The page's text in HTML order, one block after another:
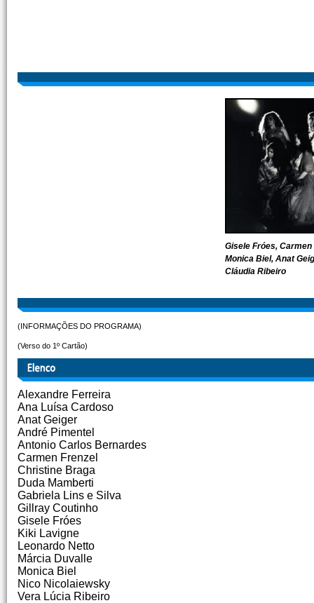
Gisele Fróes,
Monica Biel, Anat
Cláudia Ribeiro
(INFORMAÇÕES DO PROGRAMA)
(Verso do 1º Cartão)
Alexandre Ferreira
Ana Luísa Cardoso
Anat Geiger
André Pimentel
Antonio Carlos Bernardes
Carmen Frenzel
Christine Braga
Duda Mamberti
Gabriela Lins e Silva
Gillray Coutinho
Gisele Fróes
Kiki Lavigne
Leonardo Netto
Márcia Duvalle
Monica Biel
Nico Nicolaiewsky
Vera Lúcia Ribeiro